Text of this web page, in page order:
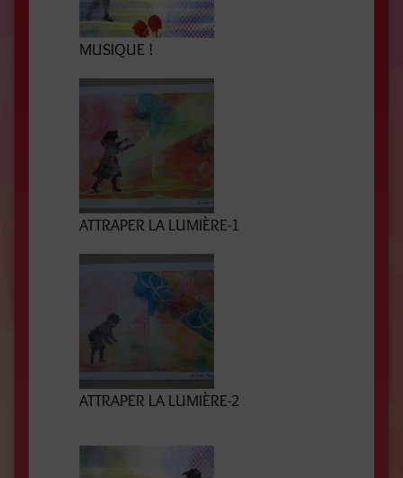
MUSIQUE !
ATTRAPER LA LUMIÈRE-1
ATTRAPER LA LUMIÈRE-2